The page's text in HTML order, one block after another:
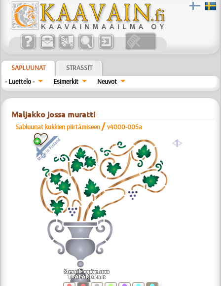
SAPLUUNAT
STRASSIT
- Luettelo -
Esimerkit Neuvot
Maljakko jossa muratti
Sabluunat kukkien piirtämiseen /v4000-005a
a